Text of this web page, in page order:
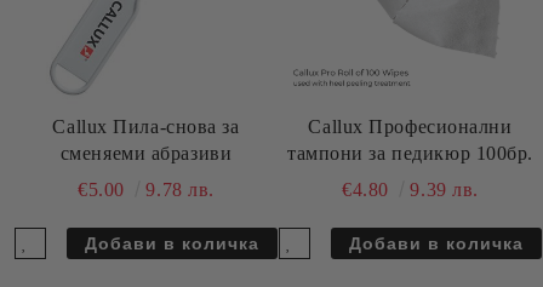
Callux Пила-снова за
сменяеми абразиви
€5.00
9.78 лв.
Callux Професионални
тампони за педикюр 100бр.
€4.80
9.39 лв.